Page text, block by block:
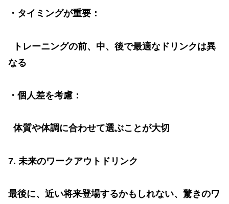
・タイミングが重要：
トレーニングの前、中、後で最適なドリンクは異
なる
・個人差を考慮：
体質や体調に合わせて選ぶことが大切
7. 未来のワークアウトドリンク
最後に、近い将来登場するかもしれない、驚きのワ